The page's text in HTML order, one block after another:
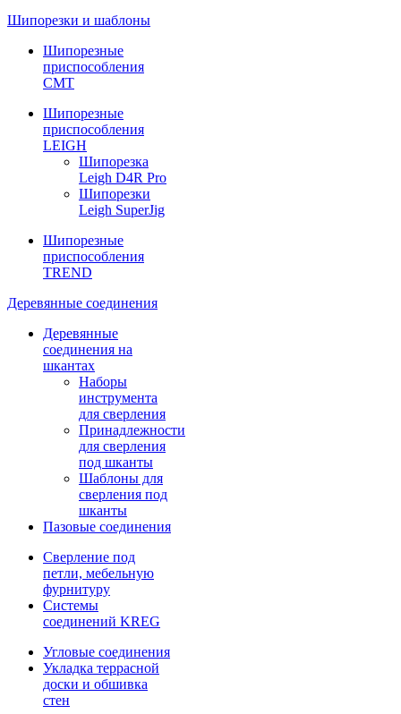
Шипорезки и шаблоны
Шипорезные
приспособления
CMT
Шипорезные
приспособления
LEIGH
Шипорезка
Leigh D4R Pro
Шипорезки
Leigh SuperJig
Шипорезные
приспособления
TREND
Деревянные соединения
Деревянные
соединения на
шкантах
Наборы
инструмента
для сверления
Принадлежности
для сверления
под шканты
Шаблоны для
сверления под
шканты
Пазовые соединения
Сверление под
петли, мебельную
фурнитуру
Системы
соединений KREG
Угловые соединения
Укладка террасной
доски и обшивка
стен